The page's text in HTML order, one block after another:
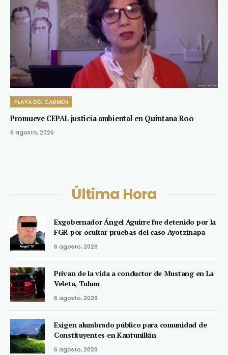
PLAYA DEL CARMEN
Promueve CEPAL justicia ambiental en Quintana Roo
6 agosto, 2026
Última Hora
Exgobernador Ángel Aguirre fue detenido por la
FGR por ocultar pruebas del caso Ayotzinapa
6 agosto, 2026
Privan de la vida a conductor de Mustang en La
Veleta, Tulum
6 agosto, 2026
Exigen alumbrado público para comunidad de
Constituyentes en Kantunilkín
6 agosto, 2026